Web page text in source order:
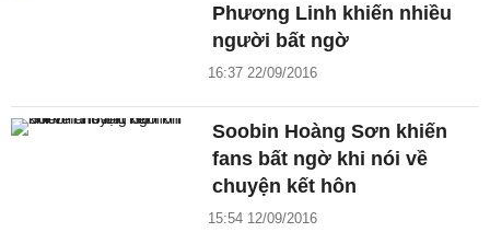
Phương Linh khiến nhiều
người bất ngờ
16:37 22/09/2016
Soobin Hoàng Sơn khiến
fans bất ngờ khi nói về
chuyện kết hôn
15:54 12/09/2016